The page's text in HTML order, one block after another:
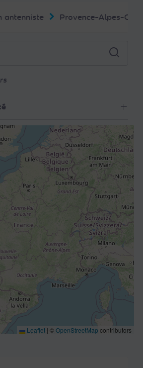
antenniste Provence-Alpes-
Leaflet | ©OpenStreetMap contributors